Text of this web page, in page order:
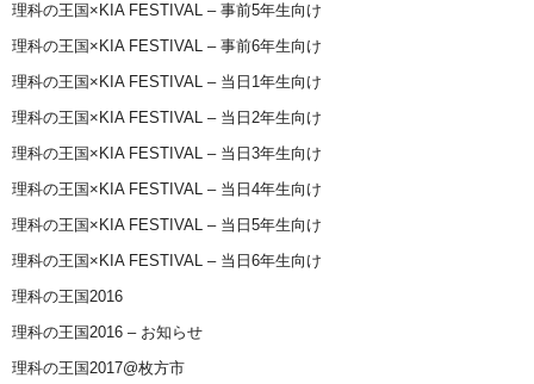
理科の王国×KIA FESTIVAL – 事前5年生向け
理科の王国×KIA FESTIVAL – 事前6年生向け
理科の王国×KIA FESTIVAL – 当日1年生向け
理科の王国×KIA FESTIVAL – 当日2年生向け
理科の王国×KIA FESTIVAL – 当日3年生向け
理科の王国×KIA FESTIVAL – 当日4年生向け
理科の王国×KIA FESTIVAL – 当日5年生向け
理科の王国×KIA FESTIVAL – 当日6年生向け
理科の王国2016
理科の王国2016 – お知らせ
理科の王国2017@枚方市